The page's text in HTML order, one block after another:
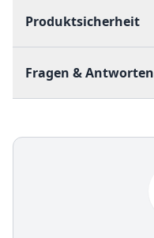
Produktsicherheit
Fragen & Antworten